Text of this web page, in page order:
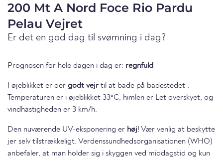
200 Mt A Nord Foce Rio Pardu
Pelau Vejret
Er det en god dag til svømning i dag?
Prognosen for hele dagen i dag er: regnfuld
I øjeblikket er der godt vejr til at bade på badestedet .
Temperaturen er i øjeblikket 33°C, himlen er Let overskyet, og
vindhastigheden er 3 km/h.
Den nuværende UV-eksponering er høj! Vær venlig at beskytte
jer selv tilstrækkeligt. Verdenssundhedsorganisationen (WHO)
anbefaler, at man holder sig i skyggen ved middagstid og kun